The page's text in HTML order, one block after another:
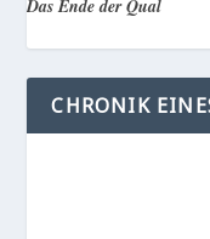
Das Ende der Qual
CHRONIK